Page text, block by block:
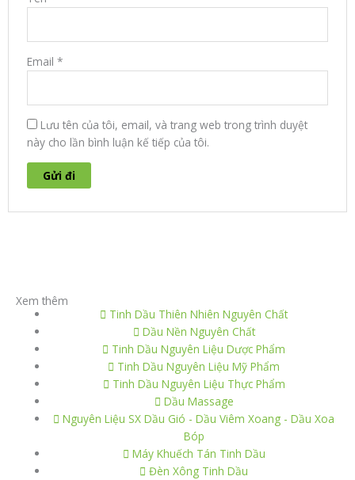
Email *
Lưu tên của tôi, email, và trang web trong trình duyệt
này cho lần bình luận kế tiếp của tôi.
Xem thêm
Tinh Dầu Thiên Nhiên Nguyên Chất
Dầu Nền Nguyên Chất
Tinh Dầu Nguyên Liệu Dược Phẩm
Tinh Dầu Nguyên Liệu Mỹ Phẩm
Tinh Dầu Nguyên Liệu Thực Phẩm
Dầu Massage
Nguyên Liệu SX Dầu Gió - Dầu Viêm Xoang - Dầu Xoa
Bóp
Máy Khuếch Tán Tinh Dầu
Đèn Xông Tinh Dầu